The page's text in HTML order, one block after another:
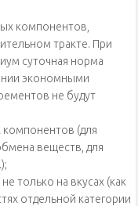
компонентов,
тракте. При
суточная норма
экономными
не будут
(для
веществ, для
только на вкусах (как
отдельной категории